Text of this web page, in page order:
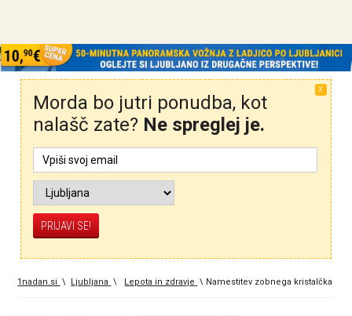
X
Morda bo jutri ponudba, kot
nalašč zate? Ne spreglej je.
1nadan.si \ Ljubljana \ Lepota in zdravje \ Namestitev zobnega kristalčka